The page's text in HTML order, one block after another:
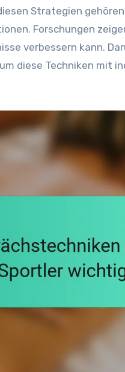
Strategien
Forschungen
verbessern kann.
diese Techniken mit